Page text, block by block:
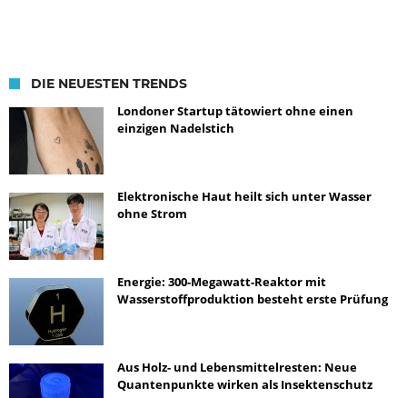
DIE NEUESTEN TRENDS
Londoner Startup tätowiert ohne einen
einzigen Nadelstich
Elektronische Haut heilt sich unter Wasser
ohne Strom
Energie: 300-Megawatt-Reaktor mit
Wasserstoffproduktion besteht erste Prüfung
Aus Holz- und Lebensmittelresten: Neue
Quantenpunkte wirken als Insektenschutz